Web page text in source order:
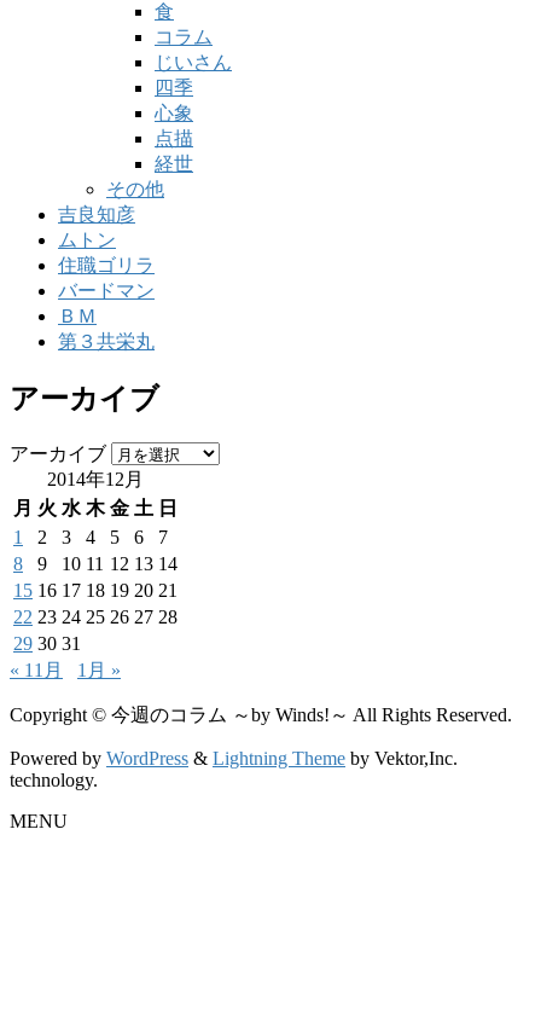
食
コラム
じいさん
四季
心象
点描
経世
その他
吉良知彦
ムトン
住職ゴリラ
バードマン
ＢＭ
第３共栄丸
アーカイブ
アーカイブ
2014年12月
月 火 水 木 金 土 日
1
2 3 4 5 6
7
8
9 10 11 12 13 14
15 16 17 18 19 20 21
22 23 24 25 26 27 28
29 30 31
« 11月
1月 »
Copyright © 今週のコラム ～by Winds!～ All Rights Reserved.
Powered by WordPress & Lightning Theme by Vektor,Inc.
technology.
MENU